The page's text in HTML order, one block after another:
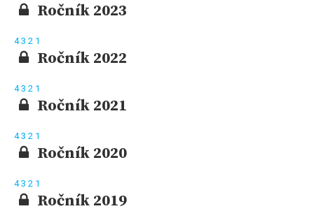
Ročník 2023
43 2 1
Ročník 2022
43 2 1
Ročník 2021
43 2 1
Ročník 2020
43 2 1
Ročník 2019